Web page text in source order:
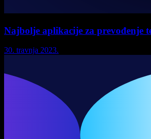
Najbolje aplikacije za prevođenje
30. travnja 2023.